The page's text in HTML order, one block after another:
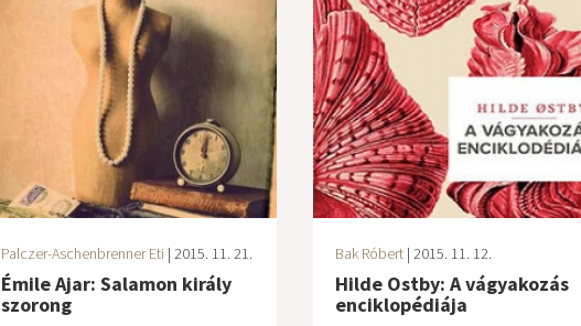
Palczer-Aschenbrenner Eti | 2015. 11. 21.
Émile Ajar: Salamon király
szorong
Bak Róbert| 2015. 11. 12.
Hilde Ostby: A vágyakozás
enciklopédiája